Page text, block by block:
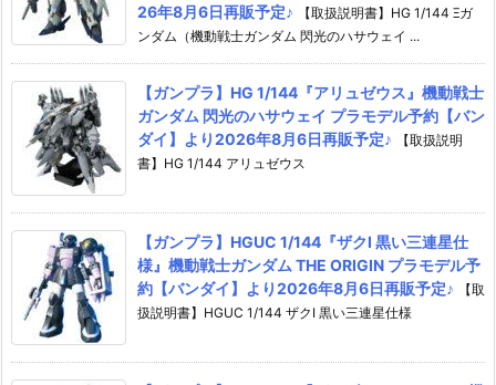
26年8月6日再販予定♪
【取扱説明書】HG 1/144 Ξガ
ンダム（機動戦士ガンダム 閃光のハサウェイ ...
【ガンプラ】HG 1/144『アリュゼウス』機動戦士
ガンダム 閃光のハサウェイ プラモデル予約【バン
ダイ】より2026年8月6日再販予定♪
【取扱説明
書】HG 1/144 アリュゼウス
【ガンプラ】HGUC 1/144『ザクI 黒い三連星仕
様』機動戦士ガンダム THE ORIGIN プラモデル予
約【バンダイ】より2026年8月6日再販予定♪
【取
扱説明書】HGUC 1/144 ザクI 黒い三連星仕様